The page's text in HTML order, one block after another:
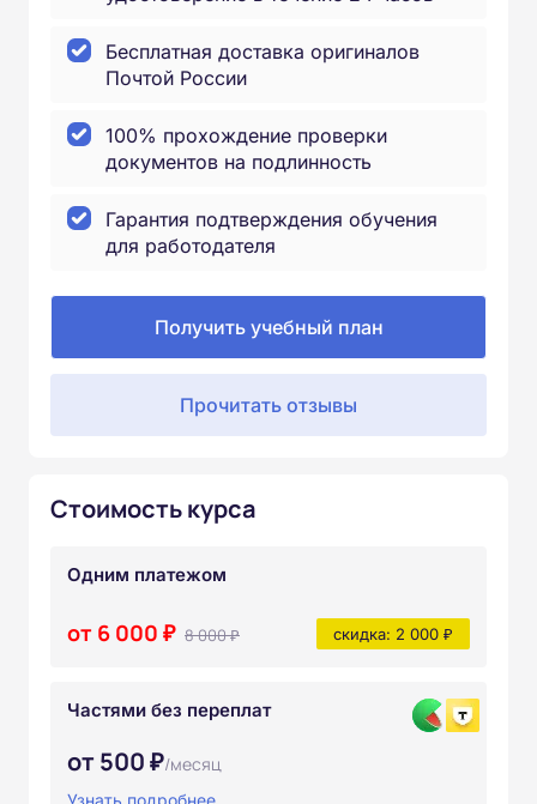
Бесплатная доставка оригиналов
Почтой России
100% прохождение проверки
документов на подлинность
Гарантия подтверждения обучения
для работодателя
Получить учебный план
Прочитать отзывы
Стоимость курса
Одним платежом
от 6 000 ₽ 8 000 ₽ скидка: 2 000 ₽
Частями без переплат
от 500 ₽/месяц
Узнать подробнее